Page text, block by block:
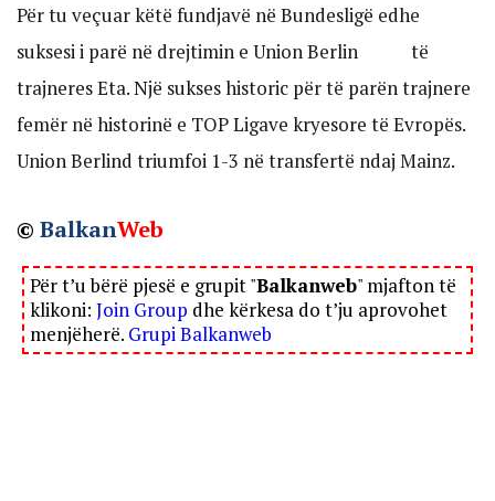
Për tu veçuar këtë fundjavë në Bundesligë edhe
suksesi i parë në drejtimin e Union Berlin të
trajneres Eta. Një sukses historic për të parën trajnere
femër në historinë e TOP Ligave kryesore të Evropës.
Union Berlind triumfoi 1-3 në transfertë ndaj Mainz.
© BalkanWeb
Për t’u bërë pjesë e grupit "Balkanweb" mjafton të
klikoni: Join Group dhe kërkesa do t’ju aprovohet
menjëherë. Grupi Balkanweb